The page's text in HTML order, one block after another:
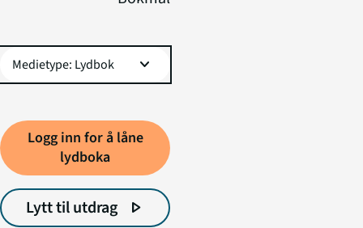
expand_more
Logg inn for å låne
lydboka
Lytt til utdrag
play_arrow